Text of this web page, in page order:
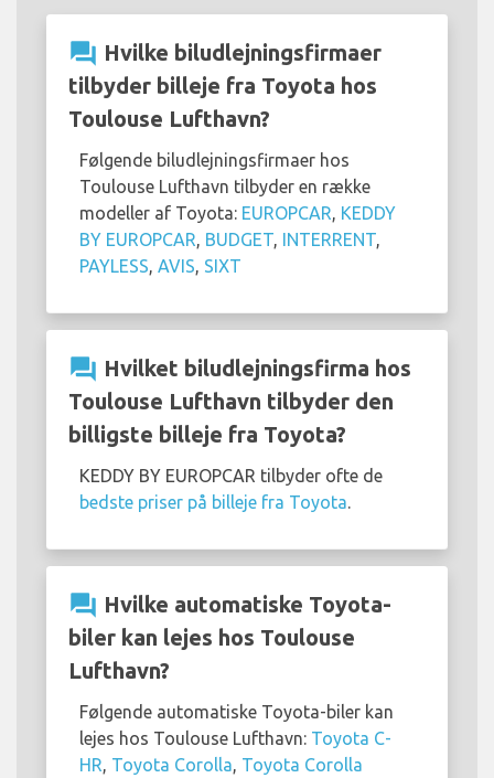
question_answer Hvilke biludlejningsfirmaer
tilbyder billeje fra Toyota hos
Toulouse Lufthavn?
Følgende biludlejningsfirmaer hos
Toulouse Lufthavn tilbyder en række
modeller af Toyota: EUROPCAR KEDDY
BY EUROPCAR BUDGET INTERRENT
PAYLESS AVIS SIXT
question_answer Hvilket biludlejningsfirma hos
Toulouse Lufthavn tilbyder den
billigste billeje fra Toyota?
KEDDY BY EUROPCAR tilbyder ofte de
bedste priser på billeje fra Toyota
question_answer Hvilke automatiske Toyota-
biler kan lejes hos Toulouse
Lufthavn?
Følgende automatiske Toyota-biler kan
lejes hos Toulouse Lufthavn: Toyota C-
HR Toyota Corolla Toyota Corolla